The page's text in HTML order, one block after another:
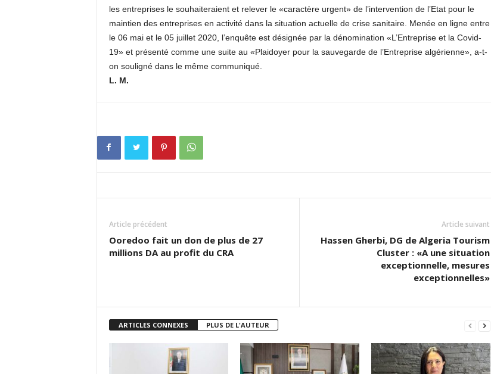
les entreprises le souhaiteraient et relever le «caractère urgent» de l’intervention de l’Etat pour le
maintien des entreprises en activité dans la situation actuelle de crise sanitaire. Menée en ligne entre
le 06 mai et le 05 juillet 2020, l’enquête est désignée par la dénomination «L’Entreprise et la Covid-
19» et présenté comme une suite au «Plaidoyer pour la sauvegarde de l’Entreprise algérienne», a-t-
on souligné dans le même communiqué.
L. M.
Article précédent
Ooredoo fait un don de plus de 27
millions DA au profit du CRA
Article suivant
Hassen Gherbi, DG de Algeria Tourism
Cluster : «A une situation
exceptionnelle, mesures
exceptionnelles»
ARTICLES CONNEXES PLUS DE L'AUTEUR